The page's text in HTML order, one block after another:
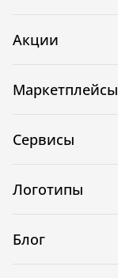
Акции
Маркетплейсы
Сервисы
Логотипы
Блог